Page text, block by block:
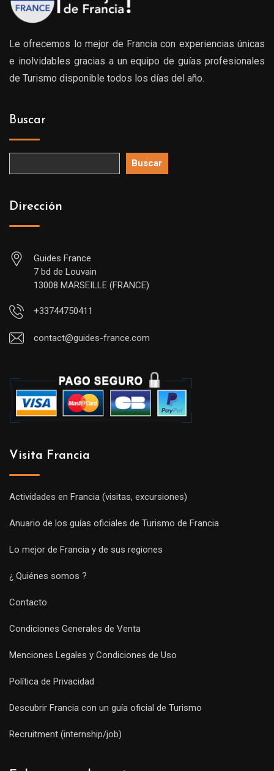
Le ofrecemos lo mejor de Francia con experiencias únicas
e inolvidables gracias a un equipo de guías profesionales
de Turismo disponible todos los días del año.
Buscar
Buscar
Dirección
Guides France
7 bd de Louvain
13008 MARSEILLE (FRANCE)
+33744750411
contact@guides-france.com
Visita Francia
Actividades en Francia (visitas, excursiones)
Anuario de los guías oficiales de Turismo de Francia
Lo mejor de Francia y de sus regiones
¿ Quiénes somos ?
Contacto
Condiciones Generales de Venta
Menciones Legales y Condiciones de Uso
Política de Privacidad
Descubrir Francia con un guía oficial de Turismo
Recruitment (internship/job)